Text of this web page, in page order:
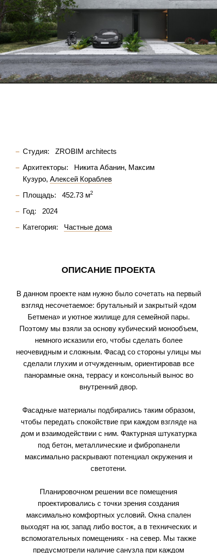
Студия:
ZROBIM architects
Архитекторы:
Никита Абанин Максим
Кузуро Алексей Кораблев
Площадь:
452.73 м2
Год:
2024
Категория:
Частные дома
ОПИСАНИЕ ПРОЕКТА
В данном проекте нам нужно было сочетать на первый
взгляд несочетаемое: брутальный и закрытый «дом
Бетмена» и уютное жилище для семейной пары.
Поэтому мы взяли за основу кубический монообъем,
немного исказили его, чтобы сделать более
неочевидным и сложным. Фасад со стороны улицы мы
сделали глухим и отчужденным, ориентировав все
панорамные окна, террасу и консольный вынос во
внутренний двор.
Фасадные материалы подбирались таким образом,
чтобы передать спокойствие при каждом взгляде на
дом и взаимодействии с ним. Фактурная штукатурка
под бетон, металлические и фибропанели
максимально раскрывают потенциал окружения и
светотени.
Планировочном решении все помещения
проектировались с точки зрения создания
максимально комфортных условий. Окна спален
выходят на юг, запад либо восток, а в технических и
вспомогательных помещениях - на север. Мы также
предусмотрели наличие санузла при каждом